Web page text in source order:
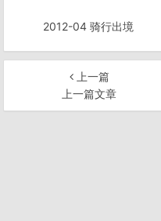
2012-04 骑行出境
上一篇
上一篇文章